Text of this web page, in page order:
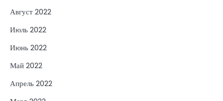
Август 2022
Июль 2022
Июнь 2022
Май 2022
Апрель 2022